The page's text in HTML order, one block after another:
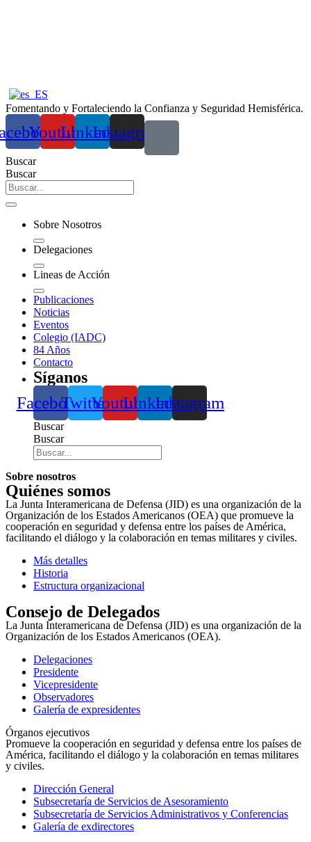
Fomentando y Fortaleciendo la Confianza y Seguridad Hemisférica.
YoutubeLinkedin
Instagram
Buscar
Buscar
Sobre Nosotros
Delegaciones
Lineas de Acción
Publicaciones
Noticias
Eventos
Colegio (IADC)
84 Años
Contacto
Síganos
FacebookTwitterYoutubeLinkedinInstagram
Buscar
Buscar
Sobre nosotros
Quiénes somos
La Junta Interamericana de Defensa (JID) es una organización de la
Organización de los Estados Americanos (OEA) que promueve la
cooperación en seguridad y defensa entre los países de América,
facilitando el diálogo y la colaboración en temas militares y civiles.
Más detalles
Historia
Estructura organizacional
Consejo de Delegados
La Junta Interamericana de Defensa (JID) es una organización de la
Organización de los Estados Americanos (OEA).
Delegaciones
Presidente
Vicepresidente
Observadores
Galería de expresidentes
Órganos ejecutivos
Promueve la cooperación en seguridad y defensa entre los países de
América, facilitando el diálogo y la colaboración en temas militares
y civiles.
Dirección General
Subsecretaría de Servicios de Asesoramiento
Subsecretaría de Servicios Administrativos y Conferencias
Galería de exdirectores